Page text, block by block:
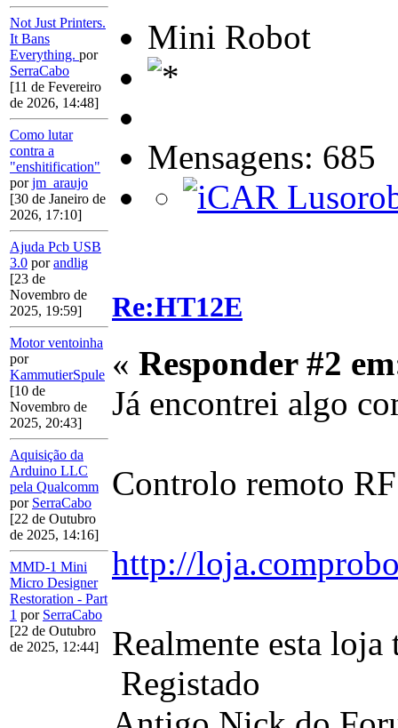
Not Just Printers.
It Bans
Everything. por
SerraCabo
[11 de Fevereiro
de 2026, 14:48]
Como lutar
contra a
"enshitification"
porjm_araujo
[30 de Janeiro de
2026, 17:10]
Ajuda Pcb USB
3.0 porandlig
[23 de
Novembro de
2025, 19:59]
Motor ventoinha
por
KammutierSpule
[10 de
Novembro de
2025, 20:43]
Aquisição da
Arduino LLC
pela Qualcomm
por SerraCabo
[22 de Outubro
de 2025, 14:16]
MMD-1 Mini
Micro Designer
Restoration - Part
1 por SerraCabo
[22 de Outubro
de 2025, 12:44]
Mini Robot
Mensagens: 685
Re:HT12E
« Responder #2
Já encontrei algo
Controlo remoto
http://
Realmente esta
Registado